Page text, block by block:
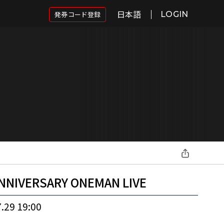
発券コード登録 日本語 LOGIN
ONEMAN LIVE
19:00